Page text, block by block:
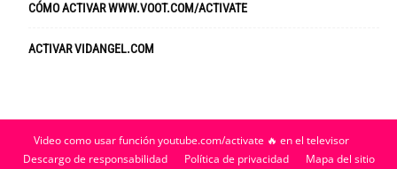
CÓMO ACTIVAR WWW.VOOT.COM/ACTIVATE
ACTIVAR VIDANGEL.COM
Video como usar función youtube.com/activate 🔥 en el televisor
Descargo de responsabilidad
Política de privacidad Mapa del sitio